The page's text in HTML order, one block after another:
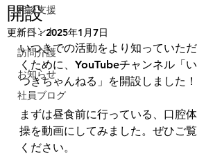
相談支援
イベント
訪問介護
お知らせ
社員ブログ
開設
更新日：2025年1月7日
いつきでの活動をより知っていただ
くために、YouTubeチャンネル「い
つきちゃんねる」を開設しました！
まずは昼食前に行っている、口腔体
操を動画にしてみました。ぜひご覧
ください。